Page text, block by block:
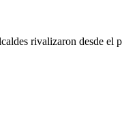
rivalizaron desde el